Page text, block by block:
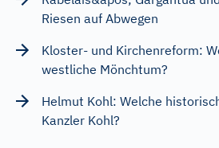
Riesen auf Abwegen
Kloster- und Kirchenreform:
westliche Mönchtum?
Helmut Kohl: Welche
Kanzler Kohl?